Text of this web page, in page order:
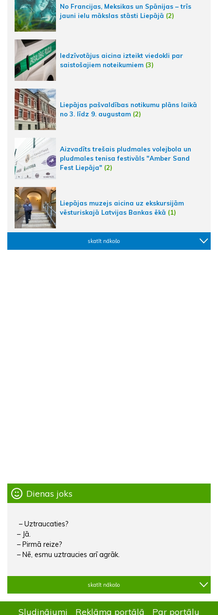
No Francijas, Meksikas un Spānijas – trīs
jauni ielu mākslas stāsti Liepājā (2)
Iedzīvotājus aicina izteikt viedokli par
saistošajiem noteikumiem (3)
Liepājas pašvaldības notikumu plāns laikā
no 3. līdz 9. augustam (2)
Aizvadīts trešais pludmales volejbola un
pludmales tenisa festivāls "Amber Sand
Fest Liepāja" (2)
Liepājas muzejs aicina uz ekskursijām
vēsturiskajā Latvijas Bankas ēkā (1)
skatīt nākošo
Dienas joks
– Uztraucaties?
– Jā.
– Pirmā reize?
– Nē, esmu uztraucies arī agrāk.
skatīt nākošo
Sludinājumi Reklāma portālā Par portālu